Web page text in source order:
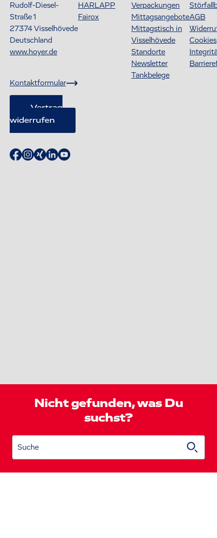
Rudolf-Diesel-
Straße 1
27374Visselhövede
Deutschland
www.hoyer.de
Kontaktformular
Vertrag
widerrufen
HARLAPP
Fairox
Verpackungen
Mittagsangebote
Mittagstisch in
Visselhövede
Standorte
Newsletter
Tankbelege
AGB
Cookies
Nicht gefunden, was Du
suchst?
Suche